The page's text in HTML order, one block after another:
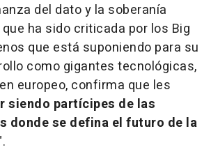
del dato y la soberanía
ha sido criticada por los Big
que está suponiendo para su
como gigantes tecnológicas,
europeo, confirma que les
siendo partícipes de las
donde se defina el futuro de la